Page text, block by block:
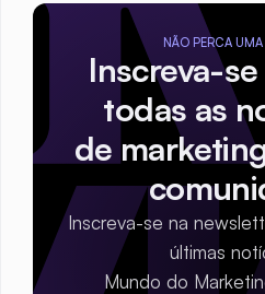
NÃO PERCA UMA
Inscreva-
todas as
de
Inscreva-se na
últimas
Mundo do